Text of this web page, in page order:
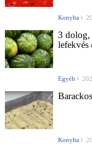
Konyha
3 dolog,
lefekvés
Egyéb
Konyha